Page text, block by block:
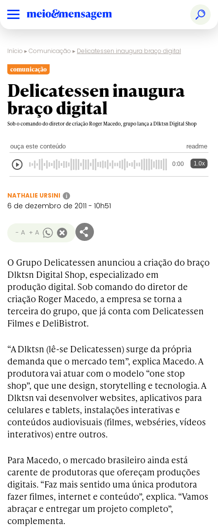
Início ▸Comunicação ▸ Delicatessen inaugura braço digital
comunicação
Delicatessen inaugura
braço digital
Sob o comando do diretor de criação Roger Macedo, grupo lança a Dlktsn Digital Shop
ouça este conteúdo readme
0:00 1.0x
NATHALIE URSINI i
6 de dezembro de 2011 - 10h51
- A + A
O Grupo Delicatessen anunciou a criação do braço
Dlktsn Digital Shop, especializado em
produção digital. Sob comando do diretor de
criação Roger Macedo, a empresa se torna a
terceira do grupo, que já conta com Delicatessen
Filmes e DeliBistrot.
“A Dlktsn (lê-se Delicatessen) surge da própria
demanda que o mercado tem”, explica Macedo. A
produtora vai atuar com o modelo “one stop
shop”, que une design, storytelling e tecnologia. A
Dlktsn vai desenvolver websites, aplicativos para
celulares e tablets, instalações interativas e
conteúdos audiovisuais (filmes, webséries, vídeos
interativos) entre outros.
Para Macedo, o mercado brasileiro ainda está
carente de produtoras que ofereçam produções
digitais. “Faz mais sentido uma única produtora
fazer filmes, internet e conteúdo”, explica. “Vamos
abraçar e entregar um projeto completo”,
complementa.